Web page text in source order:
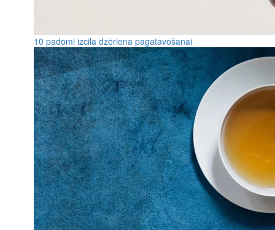
10 padomi izcila dzēriena pagatavošanai